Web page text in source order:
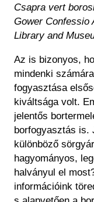
Csapra vert
Gower Confessio
Library and
Az is bizonyos,
mindenki
fogyasztása
kiváltsága volt.
jelentős
borfogyasztás is.
különböző
hagyományos,
halványul el
információink